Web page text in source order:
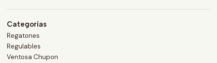
Categorías
Regatones
Regulables
Ventosa Chupon